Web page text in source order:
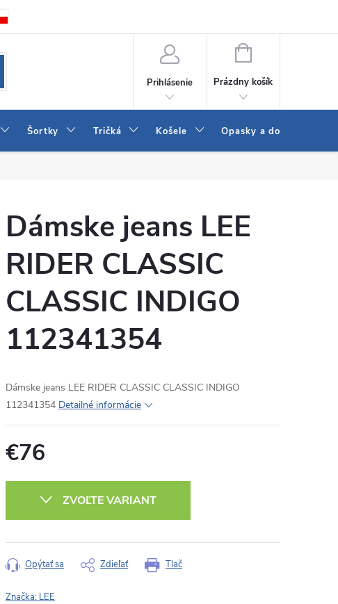
a LEE
Prihlásenie
NÁKUPNÝ
Prázdny košík
Šortky Tričká Košele Opasky a doplnky
Dámske jeans LEE
RIDER CLASSIC
CLASSIC INDIGO
112341354
Dámske jeans LEE RIDER CLASSIC CLASSIC INDIGO
112341354 Detailné informácie
€76
ZVOĽTE VARIANT
Tlač
Opýtať sa Zdieľať
Značka: LEE